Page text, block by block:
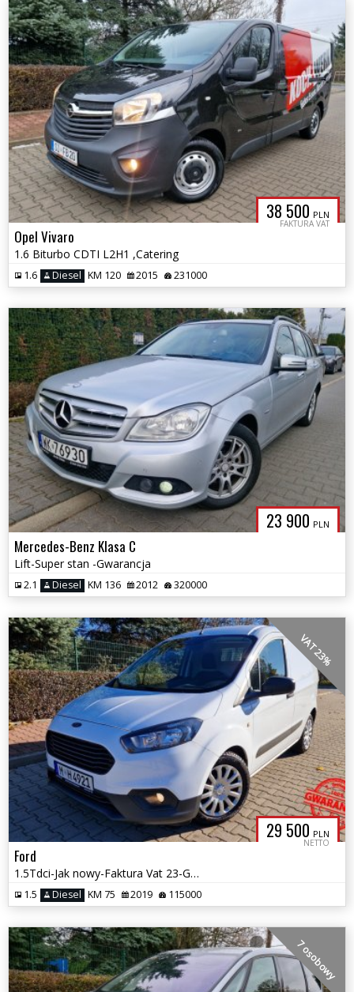
38 500 PLN
FAKTURA VAT
Opel Vivaro
1.6 Biturbo CDTI L2H1 ,Catering
1.6 Diesel KM 120 2015 231000
23 900 PLN
Mercedes-Benz Klasa C
Lift-Super stan -Gwarancja
2.1 Diesel KM 136 2012 320000
29 500 PLN
NETTO
VAT 23%
Ford
1.5Tdci-Jak nowy-Faktura Vat 23-Gwarancja
1.5 Diesel KM 75 2019 115000
7 osobowy